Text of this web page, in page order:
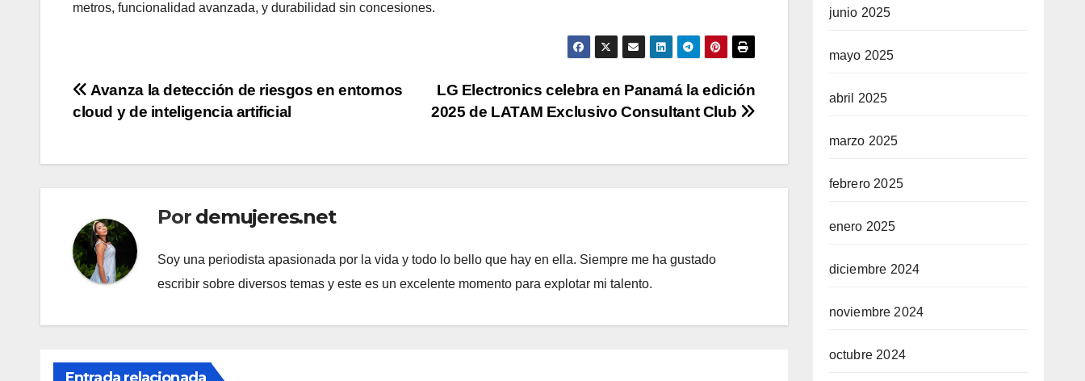
metros, funcionalidad avanzada, y durabilidad sin concesiones.
Navegación
entradas
LG Electronics celebra en Panamá la edición
2025 de LATAM Exclusivo Consultant Club
Avanza la detección de riesgos en entornos
cloud y de inteligencia artificial
Por demujeres.net
Soy una periodista apasionada por la vida y todo lo bello que hay en ella. Siempre me ha gustado
escribir sobre diversos temas y este es un excelente momento para explotar mi talento.
junio 2025
mayo 2025
abril 2025
marzo 2025
febrero 2025
enero 2025
diciembre 2024
noviembre 2024
octubre 2024